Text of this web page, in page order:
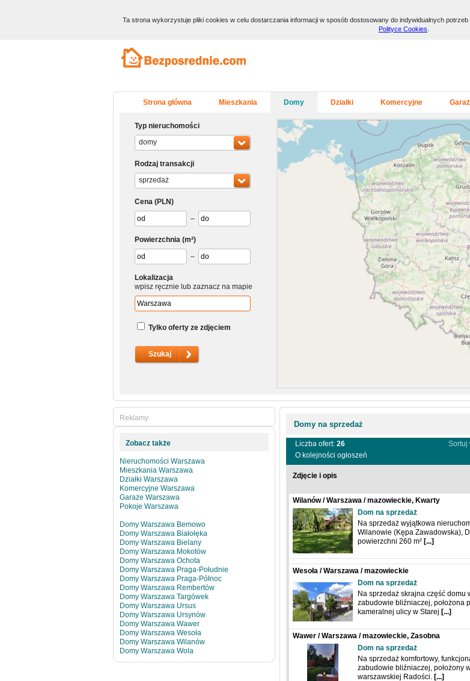
Ta strona wykorzystuje pliki cookies w celu dostarczania informacji w sposób dostosowany do indywidualnych
Polityce Cookies
Strona główna Mieszkania Domy Działki Komercyjne
Typ nieruchomości
domy
Rodzaj transakcji
sprzedaż
Cena (PLN)
–
Powierzchnia (m²)
–
Lokalizacja
wpisz ręcznie lub zaznacz na mapie
Tylko oferty ze zdjęciem
Domy na sprzedaż
Liczba ofert: 26 Sortuj
O kolejności ogłoszeń
Zdjęcie i opis
Wilanów / Warszawa / mazowieckie, Kwarty
Dom na sprzedaż
Na sprzedaż wyjątkowa
Wilanowie (Kępa Zawadowska),
powierzchni 260 m² [...]
Wesoła / Warszawa / mazowieckie
Dom na sprzedaż
Na sprzedaż skrajna część domu
zabudowie bliźniaczej, położona
kameralnej ulicy w Starej [...]
Wawer / Warszawa / mazowieckie, Zasobna
Dom na sprzedaż
Na sprzedaż komfortowy,
zabudowie bliźniaczej, położony
warszawskiej Radości. [...]
Reklamy
Zobacz także
Nieruchomości Warszawa
Mieszkania Warszawa
Działki Warszawa
Komercyjne Warszawa
Garaże Warszawa
Pokoje Warszawa
Domy Warszawa Bemowo
Domy Warszawa Białołęka
Domy Warszawa Bielany
Domy Warszawa Mokotów
Domy Warszawa Ochota
Domy Warszawa Praga-Południe
Domy Warszawa Praga-Północ
Domy Warszawa Rembertów
Domy Warszawa Targówek
Domy Warszawa Ursus
Domy Warszawa Ursynów
Domy Warszawa Wawer
Domy Warszawa Wesoła
Domy Warszawa Wilanów
Domy Warszawa Wola